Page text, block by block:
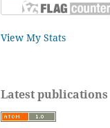
View My Stats
Latest publications